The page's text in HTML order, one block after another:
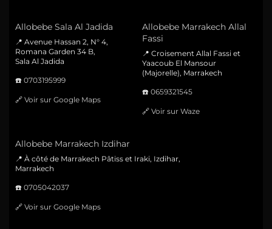
Allobebe Sala Al Jadida
📍 Avenue Hassan 2, N° 4,
Romana Garden 34 B,
Sala Al Jadida
☎️ 0703195999
🔗 Voir sur Google Maps
Allobebe Marrakech Allal
Fassi
📍 Croisement Allal Fassi et
Yaacoub El Mansour
(Majorelle), Marrakech
☎️ 0659321545
🔗 Voir sur Waze
Allobebe Marrakech Izdihar
📍 À côté de Marrakech Pâtiss et Iraki, Izdihar,
Marrakech
☎️ 0705042037
🔗 Voir sur Google Maps